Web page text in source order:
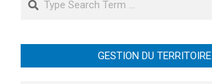
GESTION DU TERRITOIRE